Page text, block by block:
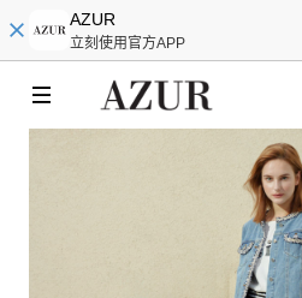
AZUR
立刻使用官方APP